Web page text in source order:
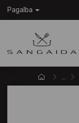
Pagalba
...